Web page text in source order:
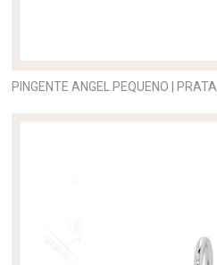
PINGENTE ANGEL PEQUENO | PRATA